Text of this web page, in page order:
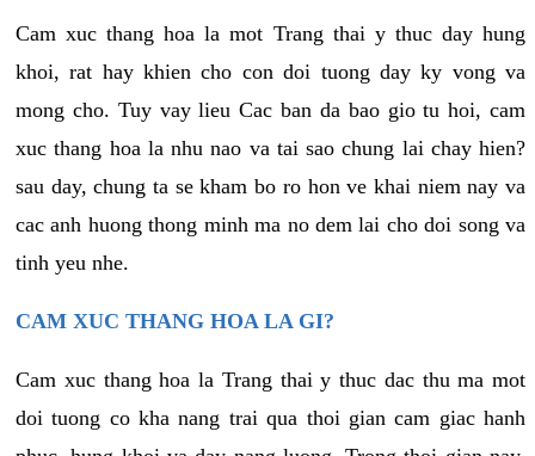
Cam xuc thang hoa la mot Trang thai y thuc day hung
khoi, rat hay khien cho con doi tuong day ky vong va
mong cho. Tuy vay lieu Cac ban da bao gio tu hoi, cam
xuc thang hoa la nhu nao va tai sao chung lai chay hien?
sau day, chung ta se kham bo ro hon ve khai niem nay va
cac anh huong thong minh ma no dem lai cho doi song va
tinh yeu nhe.
CAM XUC THANG HOA LA GI?
Cam xuc thang hoa la Trang thai y thuc dac thu ma mot
doi tuong co kha nang trai qua thoi gian cam giac hanh